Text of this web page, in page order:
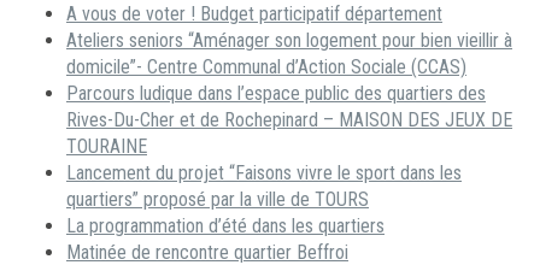
A vous de voter ! Budget participatif département
Ateliers seniors “Aménager son logement pour bien vieillir à
domicile”- Centre Communal d’Action Sociale (CCAS)
Parcours ludique dans l’espace public des quartiers des
Rives-Du-Cher et de Rochepinard – MAISON DES JEUX DE
TOURAINE
Lancement du projet “Faisons vivre le sport dans les
quartiers” proposé par la ville de TOURS
La programmation d’été dans les quartiers
Matinée de rencontre quartier Beffroi